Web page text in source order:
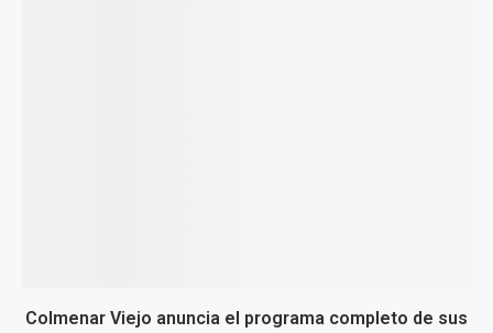
Colmenar Viejo anuncia el programa completo de sus